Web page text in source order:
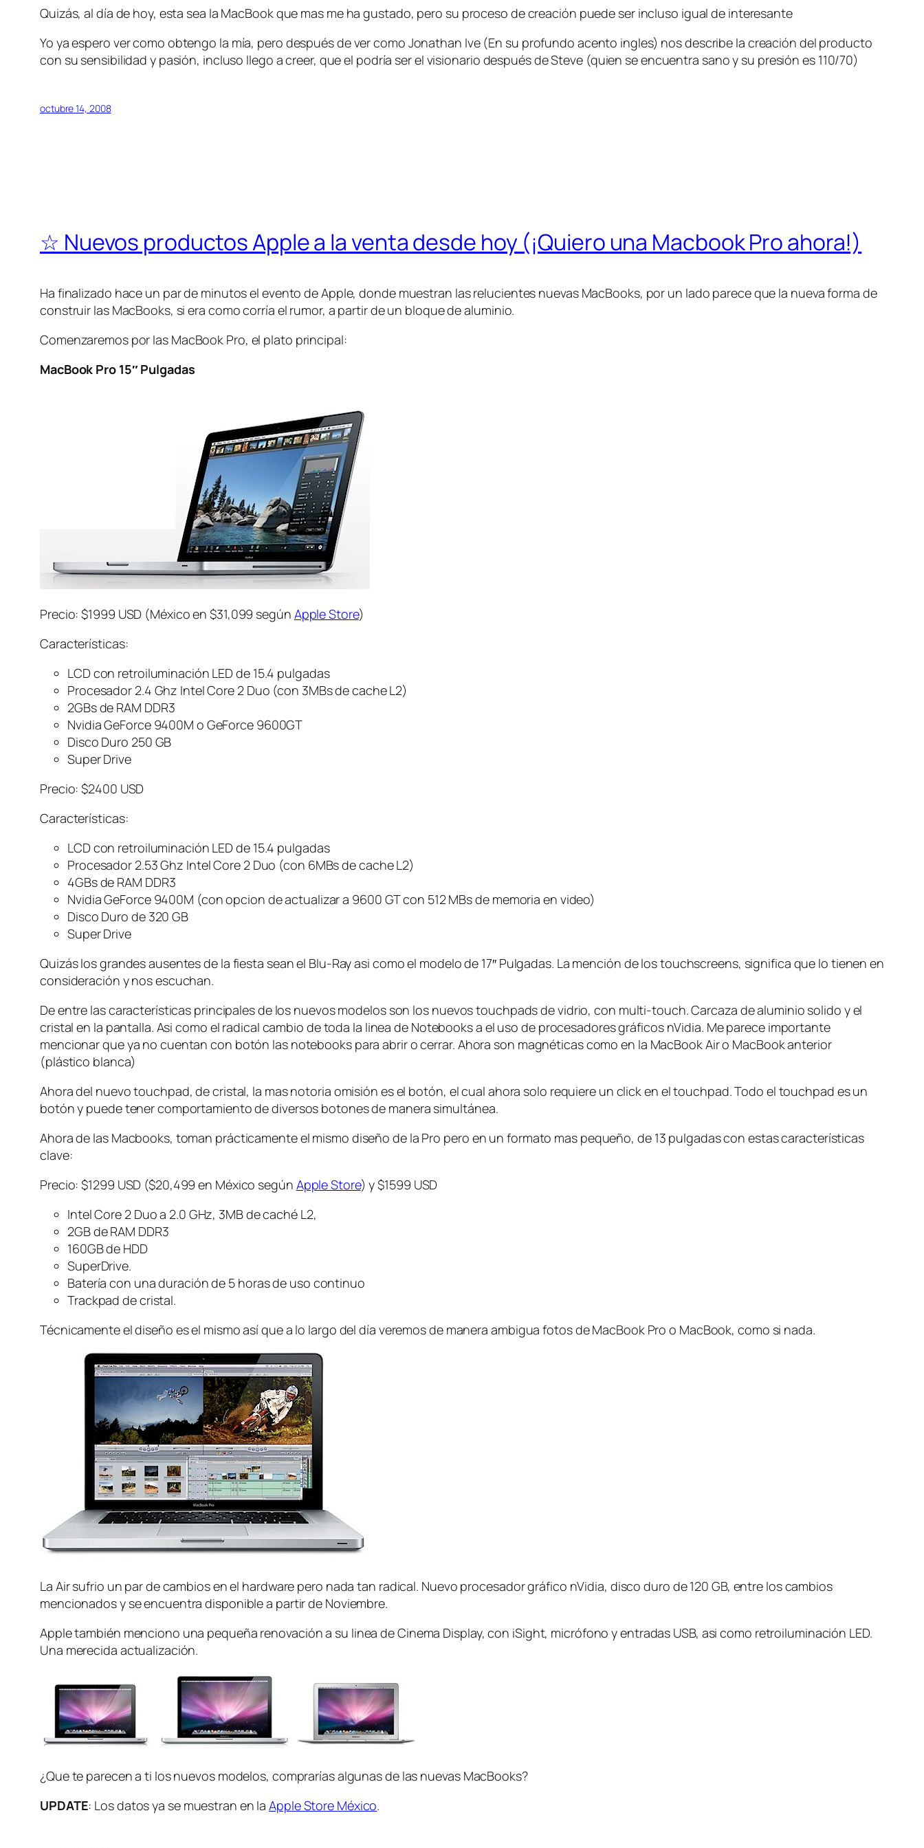
Quizás, al día de hoy, esta sea la MacBook que mas me ha gustado, pero su proceso de creación puede ser incluso igual de interesante
Yo ya espero ver como obtengo la mía, pero después de ver como Jonathan Ive (En su profundo acento ingles) nos describe la creación del producto
con su sensibilidad y pasión, incluso llego a creer, que el podría ser el visionario después de Steve (quien se encuentra sano y su presión es 110/70)
octubre 14, 2008
☆ Nuevos productos Apple a la venta desde hoy (¡Quiero una Macbook Pro ahora!)
Ha finalizado hace un par de minutos el evento de Apple, donde muestran las relucientes nuevas MacBooks, por un lado parece que la nueva forma de
construir las MacBooks, si era como corría el rumor, a partir de un bloque de aluminio.
Comenzaremos por las MacBook Pro, el plato principal:
MacBook Pro 15″ Pulgadas
Precio: $1999 USD (México en $31,099 según Apple Store)
Características:
LCD con retroiluminación LED de 15.4 pulgadas
Procesador 2.4 Ghz Intel Core 2 Duo (con 3MBs de cache L2)
2GBs de RAM DDR3
Nvidia GeForce 9400M o GeForce 9600GT
Disco Duro 250 GB
Super Drive
Precio: $2400 USD
Características:
LCD con retroiluminación LED de 15.4 pulgadas
Procesador 2.53 Ghz Intel Core 2 Duo (con 6MBs de cache L2)
4GBs de RAM DDR3
Nvidia GeForce 9400M (con opcion de actualizar a 9600 GT con 512 MBs de memoria en video)
Disco Duro de 320 GB
Super Drive
Quizás los grandes ausentes de la fiesta sean el Blu-Ray asi como el modelo de 17″ Pulgadas. La mención de los touchscreens, significa que lo tienen en
consideración y nos escuchan.
De entre las características principales de los nuevos modelos son los nuevos touchpads de vidrio, con multi-touch. Carcaza de aluminio solido y el
cristal en la pantalla. Asi como el radical cambio de toda la linea de Notebooks a el uso de procesadores gráficos nVidia. Me parece importante
mencionar que ya no cuentan con botón las notebooks para abrir o cerrar. Ahora son magnéticas como en la MacBook Air o MacBook anterior
(plástico blanca)
Ahora del nuevo touchpad, de cristal, la mas notoria omisión es el botón, el cual ahora solo requiere un click en el touchpad. Todo el touchpad es un
botón y puede tener comportamiento de diversos botones de manera simultánea.
Ahora de las Macbooks, toman prácticamente el mismo diseño de la Pro pero en un formato mas pequeño, de 13 pulgadas con estas características
clave:
Precio: $1299 USD ($20,499 en México según Apple Store) y $1599 USD
Intel Core 2 Duo a 2.0 GHz, 3MB de caché L2,
2GB de RAM DDR3
160GB de HDD
SuperDrive.
Batería con una duración de 5 horas de uso continuo
Trackpad de cristal.
Técnicamente el diseño es el mismo así que a lo largo del día veremos de manera ambigua fotos de MacBook Pro o MacBook, como si nada.
La Air sufrio un par de cambios en el hardware pero nada tan radical. Nuevo procesador gráfico nVidia, disco duro de 120 GB, entre los cambios
mencionados y se encuentra disponible a partir de Noviembre.
Apple también menciono una pequeña renovación a su linea de Cinema Display, con iSight, micrófono y entradas USB, asi como retroiluminación LED.
Una merecida actualización.
¿Que te parecen a ti los nuevos modelos, comprarías algunas de las nuevas MacBooks?
UPDATE: Los datos ya se muestran en laApple Store México.